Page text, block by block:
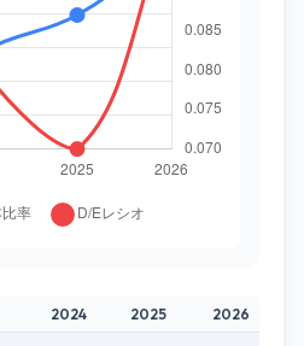
2024 2025 2026